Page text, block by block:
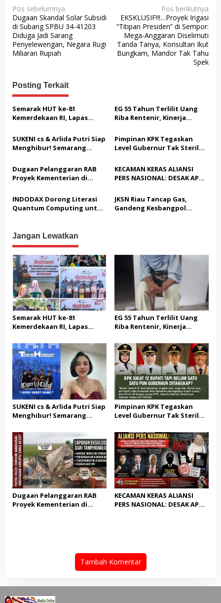
N
a
v
i
s
i
p
s
Pos sebelumnya
Dugaan Skandal Solar Subsidi
di Subang SPBU 34-41203
Diduga Jadi Sarang
Penyelewengan, Negara Rugi
Miliaran Rupiah
Pos berikutnya
EKSKLUSIF!!!…Proyek Irigasi
“Titipan Presiden” di Sempor:
Mega-Anggaran Diselimuti
Tanda Tanya, Konsultan Ikut
Bungkam, Mandor Tak Tahu
Spek
Posting Terkait
Semarak HUT ke-81
Kemerdekaan RI, Lapas
Sosial dan Pemeriksaan
Kesehatan Gratis bagi
Masyarakat
EG 55 Tahun Terlilit Uang
Riba Rentenir, Kinerja
Satreskrim Polresta
Karawang unit krimum
Patut di Pertanyakan
SUKENI cs & Arlida Putri Siap
Menghibur! Semarang
Akbar “Back On Track” 2026–
2029
Pimpinan KPK Tegaskan
Level Gubernur Tak Steril
Cukup, Bukan Dilindungi
Dugaan Pelanggaran RAB
Proyek Kementerian di
Nasionaldetik.com Desak
Tindakan Tegas
KECAMAN KERAS ALIANSI
PERS NASIONAL: DESAK APH
TERHADAP JURNALIS DAN
USUT TUNTAS GURITA
PUNGLI BERJAMAAH SERTA
INDODAX Dorong Literasi
Quantum Computing untuk
JKSN Riau Tancap Gas,
Gandeng Kesbangpol
Jangan Lewatkan
Semarak HUT ke-81
Kemerdekaan RI, Lapas
Sosial dan Pemeriksaan
Kesehatan Gratis bagi
Masyarakat
EG 55 Tahun Terlilit Uang
Riba Rentenir, Kinerja
Satreskrim Polresta
Karawang unit krimum
Patut di Pertanyakan
SUKENI cs & Arlida Putri Siap
Menghibur! Semarang
Akbar “Back On Track” 2026–
2029
Pimpinan KPK Tegaskan
Level Gubernur Tak Steril
Cukup, Bukan Dilindungi
Dugaan Pelanggaran RAB
Proyek Kementerian di
KECAMAN KERAS ALIANSI
PERS NASIONAL: DESAK APH
KEPALA DINAS PENDIDIKAN
Tambah Komentar